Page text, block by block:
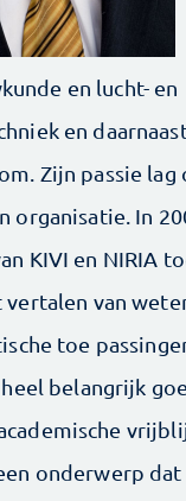
en lucht- en
en
Zijn passie lag
organisatie. In
KIVI en NIRIA
vertalen van
toe
belangrijk
onderwerp dat